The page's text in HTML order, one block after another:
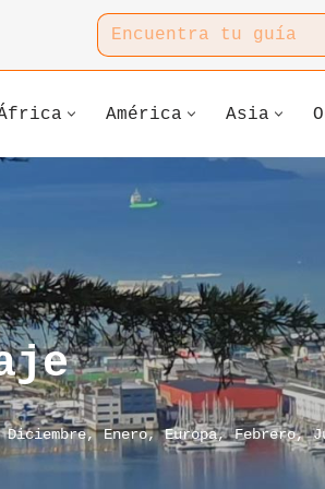
América Asia
Diciembre,Enero,Europa,Febrero,